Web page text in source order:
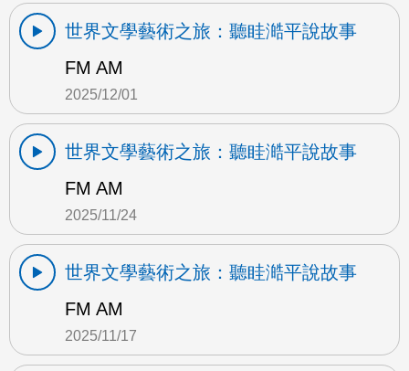
世界文學藝術之旅：聽眭澔平說故事
FM AM
2025/12/01
世界文學藝術之旅：聽眭澔平說故事
FM AM
2025/11/24
世界文學藝術之旅：聽眭澔平說故事
FM AM
2025/11/17